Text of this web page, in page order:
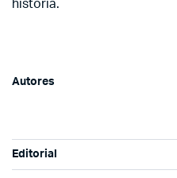
historia.
Autores
Editorial